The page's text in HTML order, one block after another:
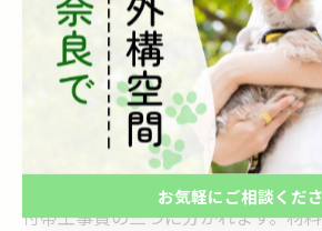
くなります。奈良市の外構工事相場
数業者から見積もりを取り比較検討
方法です。
外構コンクリート駐車場の費用内
外構コンクリート駐車場の費用は主
付帯工事費の三つに分かれます。材
お気軽にご相談くだ